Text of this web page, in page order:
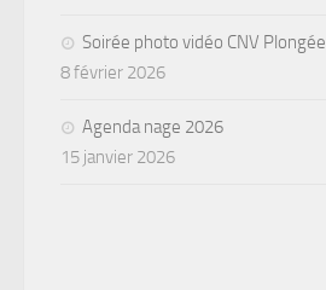
Soirée photo vidéo CNV Plongée
8 février 2026
Agenda nage 2026
15 janvier 2026